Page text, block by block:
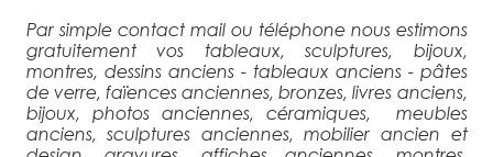
Par simple contact mail ou téléphone nous estimons
gratuitement vos tableaux, sculptures, bijoux,
montres, dessins anciens - tableaux anciens - pâtes
de verre, faïences anciennes, bronzes, livres anciens,
bijoux, photos anciennes, céramiques, meubles
anciens, sculptures anciennes, mobilier ancien et